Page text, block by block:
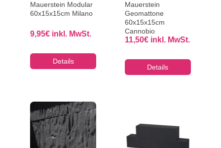
Mauerstein Modular
60x15x15cm Milano
9,95€ inkl. MwSt.
Details
Mauerstein
Geomattone
60x15x15cm
Cannobio
11,50€ inkl. MwSt.
Details